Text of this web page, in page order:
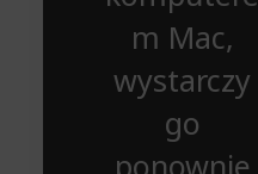
m Mac,
wystarczy
go
ponownie